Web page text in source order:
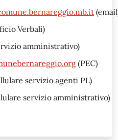
Verbali)
amministrativo)
(PEC)
servizio agenti PL)
servizio amministrativo)